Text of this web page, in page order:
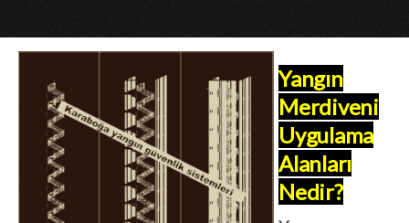
Yangın
Merdiveni
Uygulama
Alanları
Nedir?